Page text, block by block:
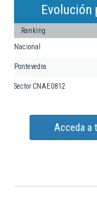
Evolución
Ranking
Nacional
Pontevedra
Sector CNAE 0812
Acceda a